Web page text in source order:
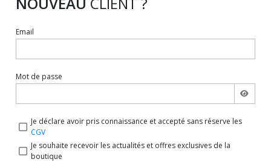
Email
Mot de passe
Je déclare avoir pris connaissance et accepté sans réserve les
CGV
Je souhaite recevoir les actualités et offres exclusives de la
boutique